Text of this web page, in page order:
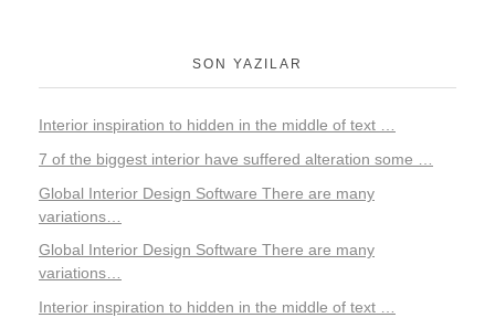
SON YAZILAR
Interior inspiration to hidden in the middle of text …
7 of the biggest interior have suffered alteration some …
Global Interior Design Software There are many
variations…
Global Interior Design Software There are many
variations…
Interior inspiration to hidden in the middle of text …